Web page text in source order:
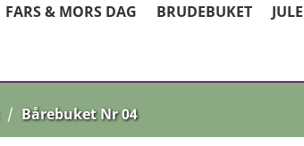
FARS & MORS DAG BRUDEBUKET
Bårebuket Nr 04